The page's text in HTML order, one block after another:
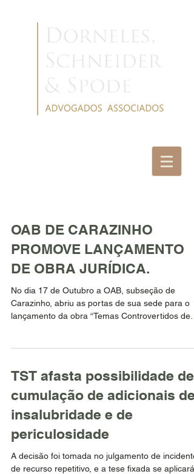
OAB DE CARAZINHO
PROMOVE LANÇAMENTO
DE OBRA JURÍDICA.
No dia 17 de Outubro a OAB, subseção de
Carazinho, abriu as portas de sua sede para o
lançamento da obra “Temas Controvertidos de
TST afasta possibilidade de
cumulação de adicionais de
insalubridade e de
periculosidade
A decisão foi tomada no julgamento de incidente
de recurso repetitivo, e a tese fixada se aplicará